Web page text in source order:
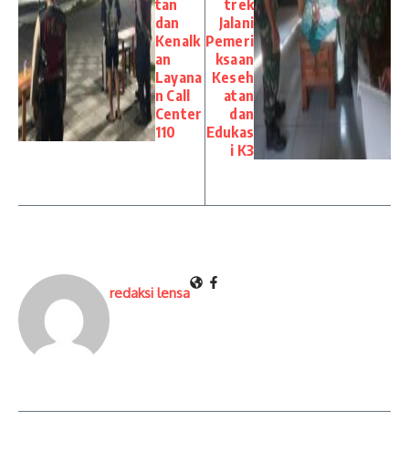
tan
dan
Kenalk
an
Layana
n Call
Center
110
trek
Jalani
Pemeri
ksaan
Keseh
atan
dan
Edukas
i K3
redaksi lensa